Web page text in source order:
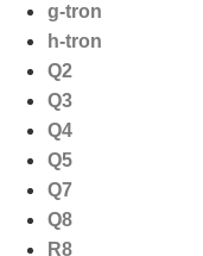
g-tron
h-tron
Q2
Q3
Q4
Q5
Q7
Q8
R8